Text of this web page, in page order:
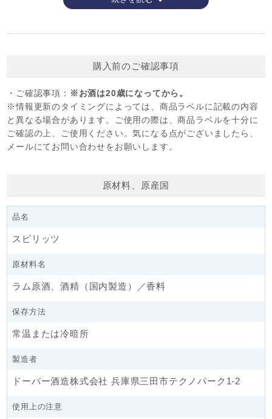
アルコール分：45％ ラム酒
日本の製菓用洋酒の専門メーカー「ドーバー社」のラム45゜で
ドーバーラム45°に比べ、ややソフトに仕上がっていますが、カ
クテルベースにするラムよりも、野性味あふれるジャマイカの
へヴィータイプです。ゆっくりと「時」をかけマイルドにし、
それでいてデリケートな香味を持つドーバーラムホワイトは、
き出したり、素材を引き立てる相乗効果を得られます。また、
ります。
多くのパティシエたちに愛され続けてきたドーバー社の洋酒、
プロの味をお楽しみください。
バタークリーム、カスタードクリーム、プディング、サバラ
ーツの漬け込みなど。
購入前のご確認事項
・ご確認事項： ※お酒は20歳になってから。
※情報更新のタイミングによっては、商品ラベルに記載の内容
と異なる場合があります。ご使用の際は、商品ラベルを十分に
ご確認の上、ご使用ください。気になる点がございましたら、
メールにてお問い合わせをお願いします。
原材料、原産国
品名
スピリッツ
原材料名
ラム原酒、酒精（国内製造）／香料
保存方法
常温または冷暗所
製造者
ドーバー酒造株式会社 兵庫県三田市テクノパーク1-2
使用上の注意